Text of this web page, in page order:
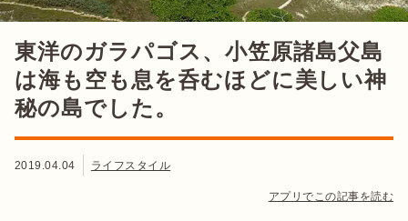
東洋のガラパゴス、小笠原諸島父島
は海も空も息を呑むほどに美しい神
秘の島でした。
2019.04.04 ライフスタイル
アプリでこの記事を読む